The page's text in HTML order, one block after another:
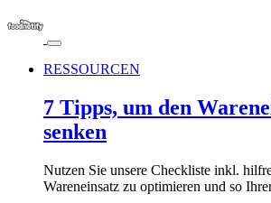
RESSOURCEN
7 Tipps, um den
senken
Nutzen Sie unsere Checkliste inkl.
Wareneinsatz zu optimieren und so